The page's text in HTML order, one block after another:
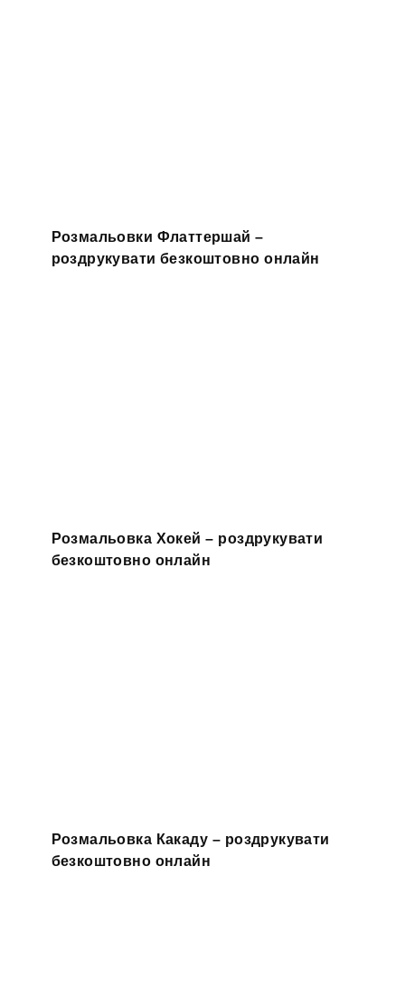
Розмальовки Флаттершай –
роздрукувати безкоштовно онлайн
Розмальовка Хокей – роздрукувати
безкоштовно онлайн
Розмальовка Какаду – роздрукувати
безкоштовно онлайн